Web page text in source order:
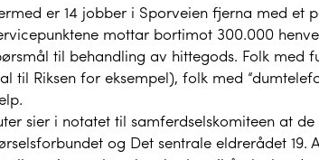
er 14 jobber i Sporveien fjerna med et
mottar bortimot 300.000
til behandling av hittegods. Folk med
til Riksen for eksempel), folk med
sier i notatet til samferdselskomiteen at
og Det sentrale eldrerådet